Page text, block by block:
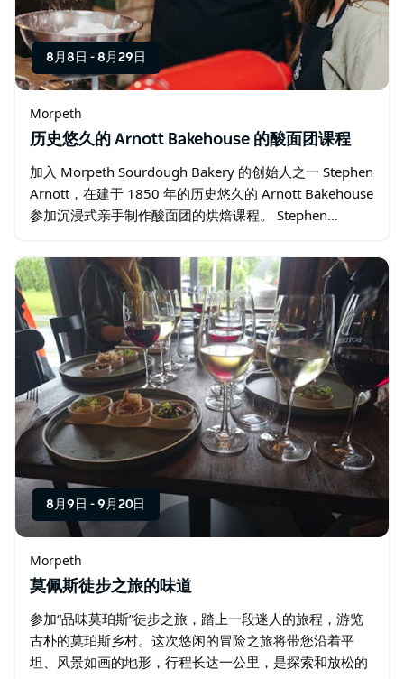
8月8日 - 8月29日
Morpeth
历史悠久的 Arnott Bakehouse 的酸面团课程
加入 Morpeth Sourdough Bakery 的创始人之一 Stephen
Arnott，在建于 1850 年的历史悠久的 Arnott Bakehouse
参加沉浸式亲手制作酸面团的烘焙课程。 Stephen…
8月9日 - 9月20日
Morpeth
莫佩斯徒步之旅的味道
参加“品味莫珀斯”徒步之旅，踏上一段迷人的旅程，游览
古朴的莫珀斯乡村。这次悠闲的冒险之旅将带您沿着平
坦、风景如画的地形，行程长达一公里，是探索和放松的